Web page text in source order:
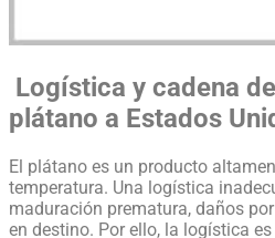
Logística y cadena
plátano a Estados
El plátano es un producto
temperatura. Una logística
maduración prematura, daños
en destino. Por ello, la logística